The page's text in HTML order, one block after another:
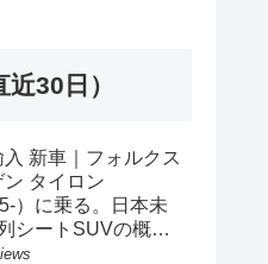
30日）
入 新車｜フォルクス
ン タイロン
）に乗る。日本未
シートSUVの概
ペック・価格の情